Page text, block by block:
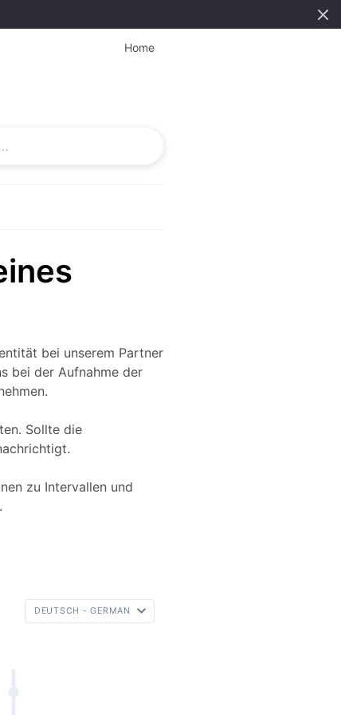
Home
bei unserem Partner
bei der Aufnahme der
Sollte die
zu Intervallen und
DEUTSCH - GERMAN